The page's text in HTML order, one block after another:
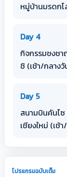
หมู่บ้านมรดกโ
Day 4
กิจกรรมชงช
ชิ (เช้า/กลาง
Day 5
สนามบินคันไ
เชียงใหม่ (เช้
โปรแกรมฉบับเต็ม